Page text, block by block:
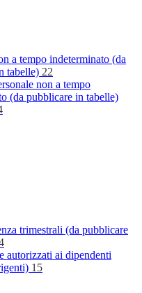
a tempo indeterminato (da
tabelle) 22
non a tempo
(da pubblicare in tabelle)
trimestrali (da pubblicare
autorizzati ai dipendenti
15